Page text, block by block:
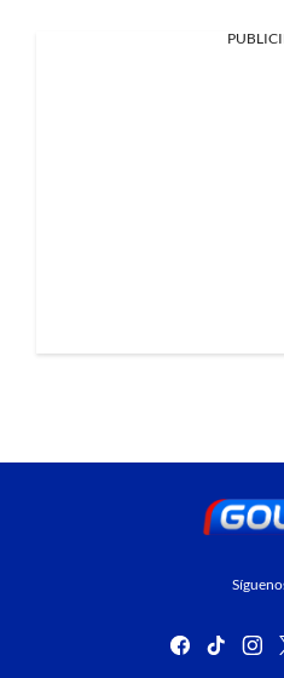
facebook
tiktok